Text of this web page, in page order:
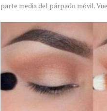
parte media del párpado móvil.